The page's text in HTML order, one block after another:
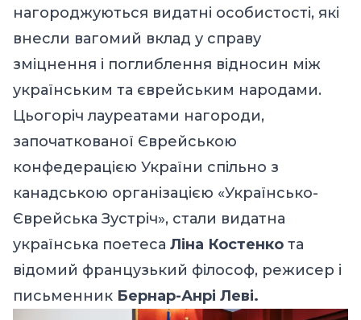
нагороджуються видатні особистості, які
внесли вагомий вклад у справу
зміцнення і поглиблення відносин між
українським та єврейським народами.
Цьогоріч лауреатами нагороди,
започаткованої Єврейською
конфедерацією України спільно з
канадською організацією «Українсько-
Єврейська Зустріч», стали видатна
українська поетеса Ліна Костенко та
відомий французький філософ, режисер і
письменник Бернар-Анрі Леві.